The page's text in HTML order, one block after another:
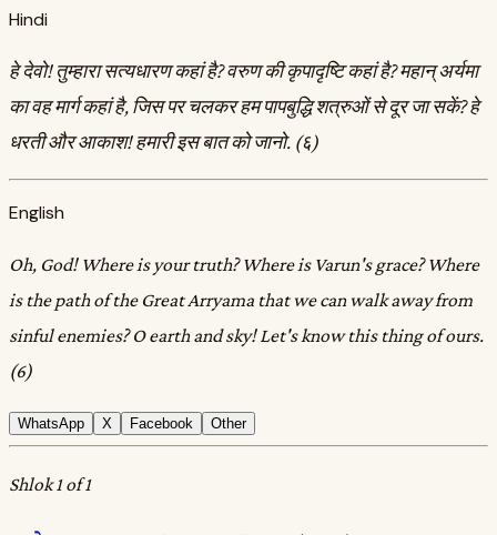
Hindi
हे देवो! तुम्हारा सत्यधारण कहां है? वरुण की कृपादृष्टि कहां है? महान्‌ अर्यमा
का वह मार्ग कहां है, जिस पर चलकर हम पापबुद्धि शत्रुओं से दूर जा सकें? हे
धरती और आकाश! हमारी इस बात को जानो. (६)
English
Oh, God! Where is your truth? Where is Varun's grace? Where
is the path of the Great Arryama that we can walk away from
sinful enemies? O earth and sky! Let's know this thing of ours.
(6)
WhatsApp X Facebook Other
Shlok 1 of 1